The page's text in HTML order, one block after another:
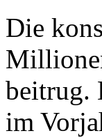
Die
beitrug.
im